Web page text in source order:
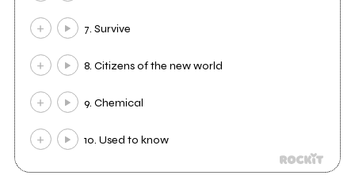
7. Survive
8. Citizens of the new world
9. Chemical
10. Used to know